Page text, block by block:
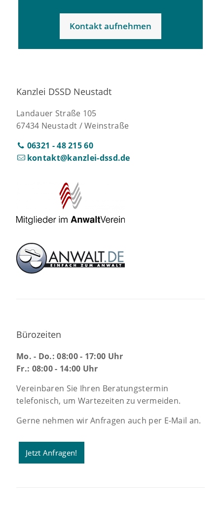
Kontakt aufnehmen
Kanzlei DSSD Neustadt
Landauer Straße 105
67434 Neustadt / Weinstraße
06321 - 48 215 60
kontakt@kanzlei-dssd.de
Bürozeiten
Mo. - Do.: 08:00 - 17:00 Uhr
Fr.: 08:00 - 14:00 Uhr
Vereinbaren Sie Ihren Beratungstermin
telefonisch, um Wartezeiten zu vermeiden.
Gerne nehmen wir Anfragen auch per E-Mail an.
Jetzt Anfragen!